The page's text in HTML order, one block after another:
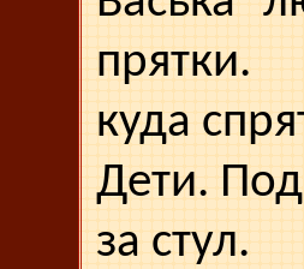
прятки.
куда
Дети.
за стул.